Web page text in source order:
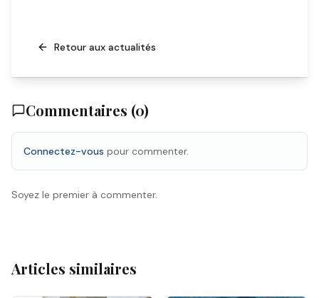
Retour aux actualités
Commentaires (0)
Connectez-vous pour commenter.
Soyez le premier à commenter.
Articles similaires